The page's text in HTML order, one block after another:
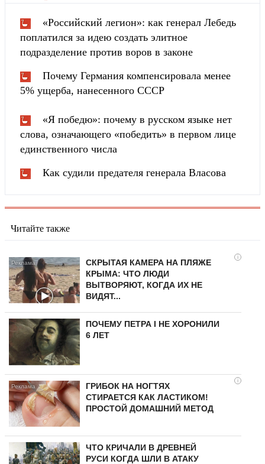
«Российский легион»: как генерал Лебедь
поплатился за идею создать элитное
подразделение против воров в законе
Почему Германия компенсировала менее
5% ущерба, нанесенного СССР
«Я победю»: почему в русском языке нет
слова, означающего «победить» в первом лице
единственного числа
Как судили предателя генерала Власова
Читайте также
i
СКРЫТАЯ КАМЕРА НА ПЛЯЖЕ
КРЫМА: ЧТО ЛЮДИ
ВЫТВОРЯЮТ, КОГДА ИХ НЕ
ВИДЯТ...
ПОЧЕМУ ПЕТРА I НЕ ХОРОНИЛИ
6 ЛЕТ
i
ГРИБОК НА НОГТЯХ
СТИРАЕТСЯ КАК ЛАСТИКОМ!
ПРОСТОЙ ДОМАШНИЙ МЕТОД
ЧТО КРИЧАЛИ В ДРЕВНЕЙ
РУСИ КОГДА ШЛИ В АТАКУ